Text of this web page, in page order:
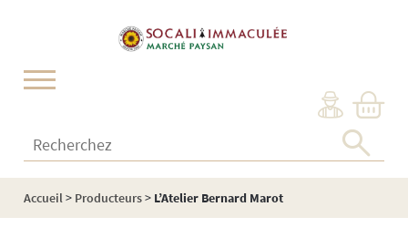
Recherchez :
Accueil> Producteurs> L’Atelier Bernard Marot